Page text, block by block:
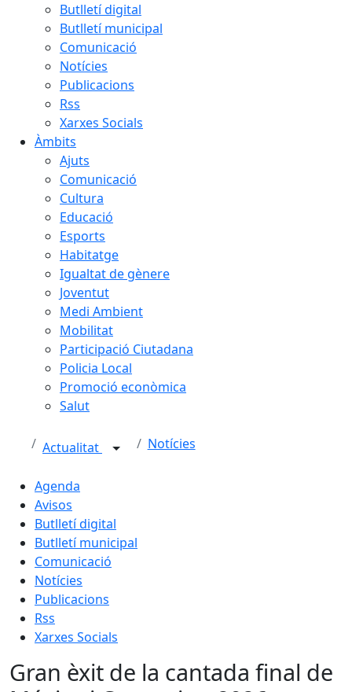
Butlletí digital
Butlletí municipal
Comunicació
Notícies
Publicacions
Rss
Xarxes Socials
Àmbits
Ajuts
Comunicació
Cultura
Educació
Esports
Habitatge
Igualtat de gènere
Joventut
Medi Ambient
Mobilitat
Participació Ciutadana
Policia Local
Promoció econòmica
Salut
Actualitat Notícies
Agenda
Avisos
Butlletí digital
Butlletí municipal
Comunicació
Notícies
Publicacions
Rss
Xarxes Socials
Gran èxit de la cantada final de